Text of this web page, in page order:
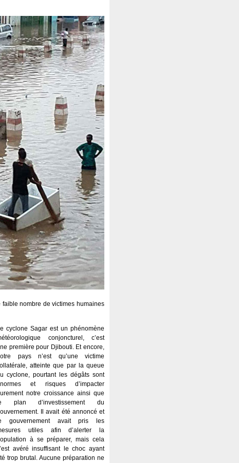
nombre de victimes humaines
cyclone Sagar est un phénomène
conjoncturel, c’est
première pour Djibouti. Et encore,
pays n’est qu’une victime
atteinte que par la queue
cyclone, pourtant les dégâts sont
et risques d’impacter
notre croissance ainsi que
plan d’investissement du
Il avait été annoncé et
gouvernement avait pris les
utiles afin d’alerter la
à se préparer, mais cela
avéré insuffisant le choc ayant
trop brutal. Aucune préparation ne